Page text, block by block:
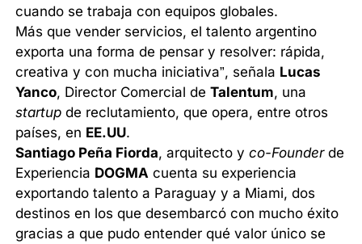
cuando se trabaja con equipos globales.
Más que vender servicios, el talento argentino
exporta una forma de pensar y resolver: rápida,
creativa y con mucha iniciativa”, señala Lucas
Yanco, Director Comercial deTalentum, una
startup de reclutamiento, que opera, entre otros
países, en EE.UU.
Santiago Peña Fiorda, arquitecto yco-Founderde
Experiencia DOGMA cuenta su experiencia
exportando talento a Paraguay y a Miami, dos
destinos en los que desembarcó con mucho éxito
gracias a que pudo entender qué valor único se